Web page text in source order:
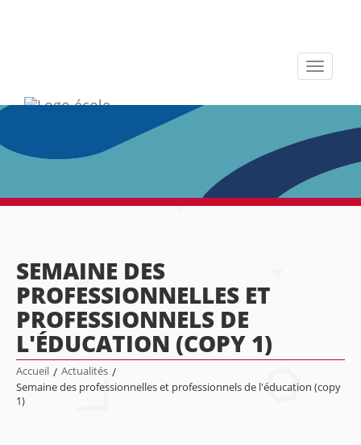
Toggle
SEMAINE DES
PROFESSIONNELLES ET
PROFESSIONNELS DE
L'ÉDUCATION (COPY 1)
Accueil / Actualités /
Semaine des professionnelles et professionnels de l'éducation (copy
1)